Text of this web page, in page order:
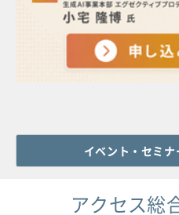
イベント・セミ
アクセス総